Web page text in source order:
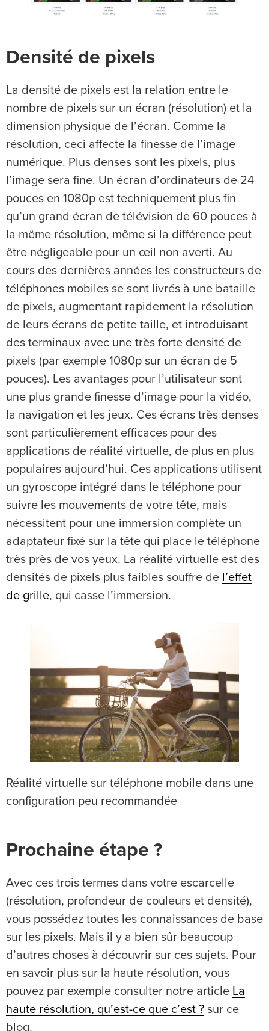
Densité de pixels
La densité de pixels est la relation entre le
nombre de pixels sur un écran (résolution) et la
dimension physique de l’écran. Comme la
résolution, ceci affecte la finesse de l’image
numérique. Plus denses sont les pixels, plus
l’image sera fine. Un écran d’ordinateurs de 24
pouces en 1080p est techniquement plus fin
qu’un grand écran de télévision de 60 pouces à
la même résolution, même si la différence peut
être négligeable pour un œil non averti. Au
cours des dernières années les constructeurs de
téléphones mobiles se sont livrés à une bataille
de pixels, augmentant rapidement la résolution
de leurs écrans de petite taille, et introduisant
des terminaux avec une très forte densité de
pixels (par exemple 1080p sur un écran de 5
pouces). Les avantages pour l’utilisateur sont
une plus grande finesse d’image pour la vidéo,
la navigation et les jeux. Ces écrans très denses
sont particulièrement efficaces pour des
applications de réalité virtuelle, de plus en plus
populaires aujourd’hui. Ces applications utilisent
un gyroscope intégré dans le téléphone pour
suivre les mouvements de votre tête, mais
nécessitent pour une immersion complète un
adaptateur fixé sur la tête qui place le téléphone
très près de vos yeux. La réalité virtuelle est des
densités de pixels plus faibles souffre de l’effet
de grille, qui casse l’immersion.
Réalité virtuelle sur téléphone mobile dans une
configuration peu recommandée
Prochaine étape ?
Avec ces trois termes dans votre escarcelle
(résolution, profondeur de couleurs et densité),
vous possédez toutes les connaissances de base
sur les pixels. Mais il y a bien sûr beaucoup
d’autres choses à découvrir sur ces sujets. Pour
en savoir plus sur la haute résolution, vous
pouvez par exemple consulter notre article La
haute résolution, qu’est-ce que c’est ? sur ce
blog.